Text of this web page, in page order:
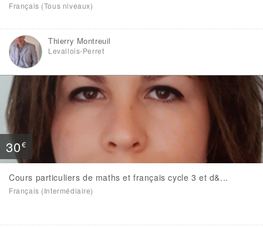
Français (Tous niveaux)
Thierry Montreuil
Levallois-Perret
30€
Cours particuliers de maths et français cycle 3 et d&...
Français (Intermédiaire)